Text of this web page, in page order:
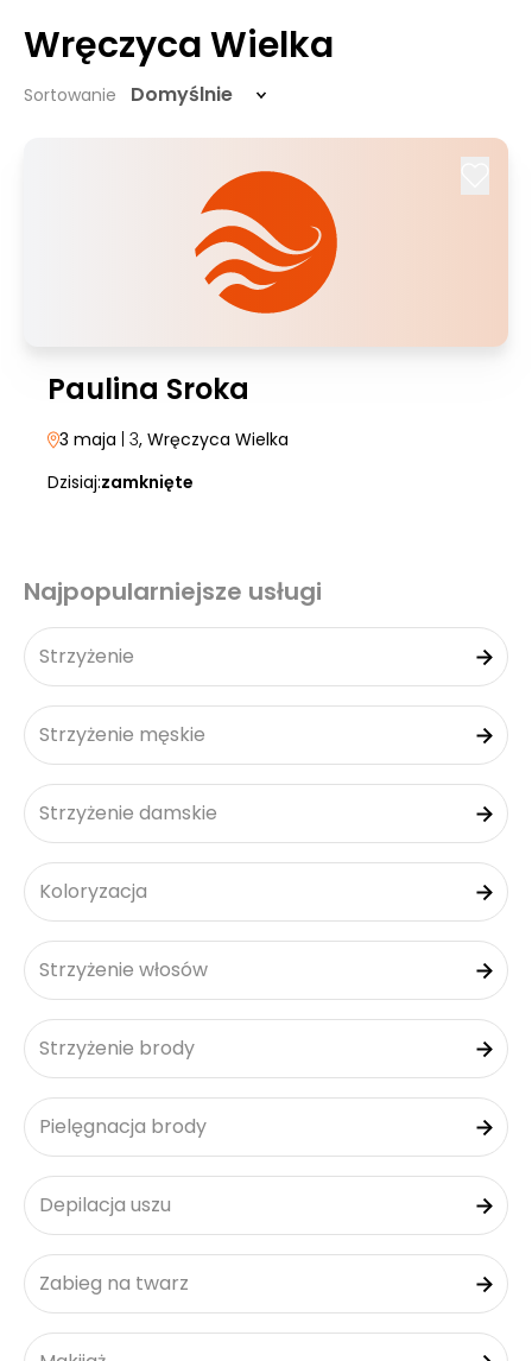
Wręczyca Wielka
Sortowanie Domyślnie
Paulina Sroka
3 maja | 3, Wręczyca Wielka
Dzisiaj:zamknięte
Najpopularniejsze usługi
Strzyżenie
Strzyżenie męskie
Strzyżenie damskie
Koloryzacja
Strzyżenie włosów
Strzyżenie brody
Pielęgnacja brody
Depilacja uszu
Zabieg na twarz